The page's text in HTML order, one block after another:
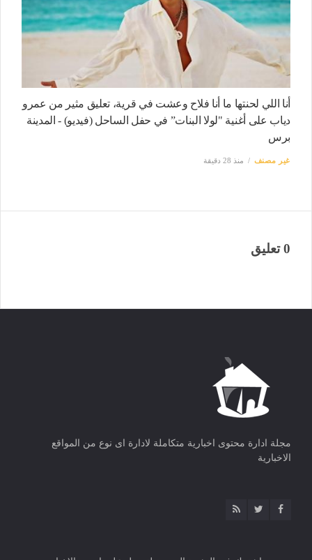
أنا اللي لحنتها ما أنا فلاح وعشت في قرية، تعليق مثير من عمرو
دياب على أغنية "لولا البنات” في حفل الساحل (فيديو) - المدينة
برس
غير مصنف منذ 28 دقيقة
0 تعليق
مجلة ادارة محتوى اخبارية متكاملة لادارة اى نوع من المواقع
الاخبارية